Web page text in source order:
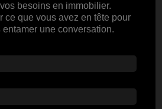
besoins en immobilier.
ce que vous avez en tête pour
une conversation.